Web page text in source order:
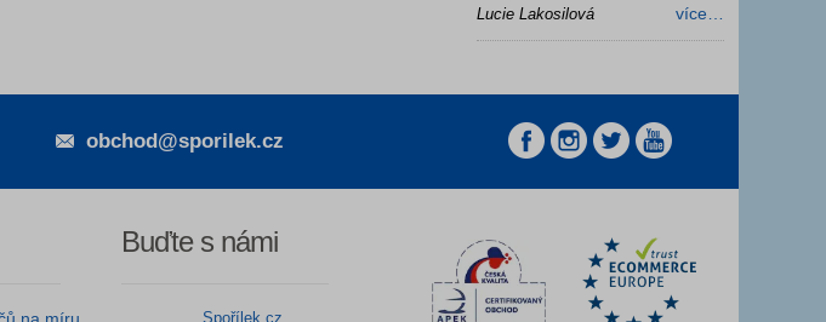
Lucie Lakosilová
více…
obchod@sporilek.cz
Buďte s námi
Spořílek.cz